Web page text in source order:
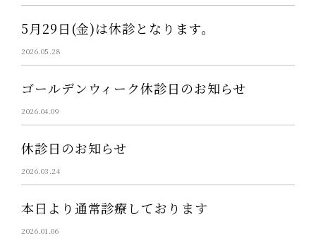
5月29日(金)は休診となります。
2026.05.28
ゴールデンウィーク休診日のお知らせ
2026.04.09
休診日のお知らせ
2026.03.24
本日より通常診療しております
2026.01.06